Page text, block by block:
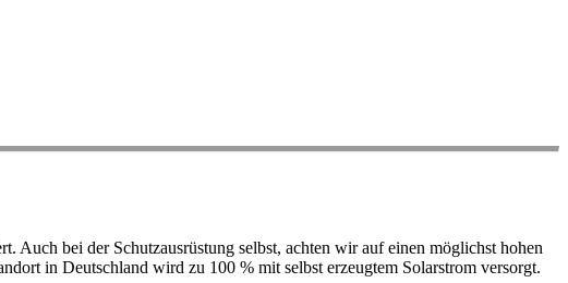
bei der Schutzausrüstung selbst, achten wir auf einen möglichst hohen
in Deutschland wird zu 100 % mit selbst erzeugtem Solarstrom versorgt.